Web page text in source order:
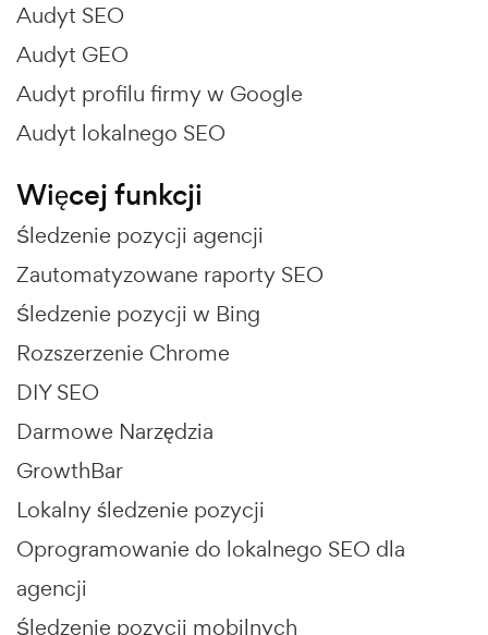
Audyt SEO
Audyt GEO
Audyt profilu firmy w Google
Audyt lokalnego SEO
Więcej funkcji
Śledzenie pozycji agencji
Zautomatyzowane raporty SEO
Śledzenie pozycji w Bing
Rozszerzenie Chrome
DIY SEO
Darmowe Narzędzia
GrowthBar
Lokalny śledzenie pozycji
Oprogramowanie do lokalnego SEO dla
agencji
Śledzenie pozycji mobilnych